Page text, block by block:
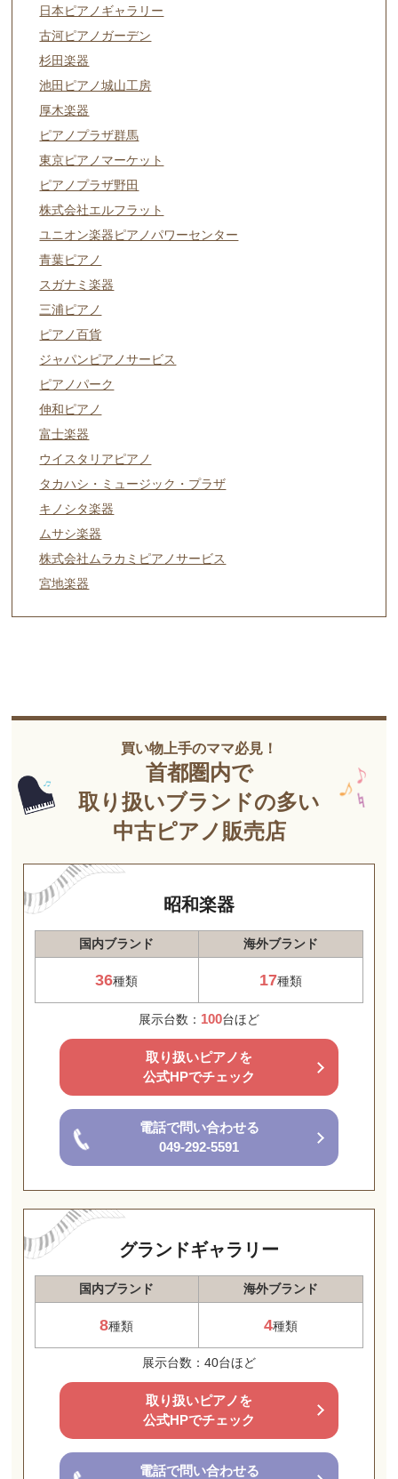
日本ピアノギャラリー
古河ピアノガーデン
杉田楽器
池田ピアノ城山工房
厚木楽器
ピアノプラザ群馬
東京ピアノマーケット
ピアノプラザ野田
株式会社エルフラット
ユニオン楽器ピアノパワーセンター
青葉ピアノ
スガナミ楽器
三浦ピアノ
ピアノ百貨
ジャパンピアノサービス
ピアノパーク
伸和ピアノ
富士楽器
ウイスタリアピアノ
タカハシ・ミュージック・プラザ
キノシタ楽器
ムサシ楽器
株式会社ムラカミピアノサービス
宮地楽器
買い物上手のママ必見！
首都圏内で
取り扱いブランドの多い
中古ピアノ販売店
昭和楽器
国内ブランド 海外ブランド
36種類 17種類
展示台数： 100台ほど
取り扱いピアノを
公式HPでチェック
電話で問い合わせる
049-292-5591
グランドギャラリー
国内ブランド 海外ブランド
8種類 4種類
展示台数：40台ほど
取り扱いピアノを
公式HPでチェック
電話で問い合わせる